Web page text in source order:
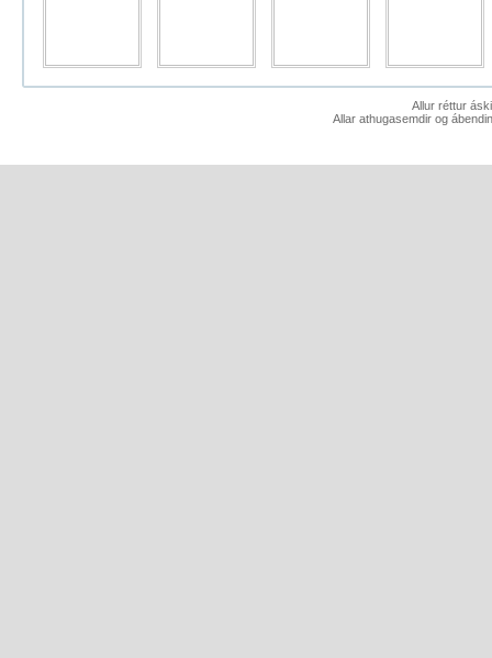
Allur réttur
Allar athugasemdir og